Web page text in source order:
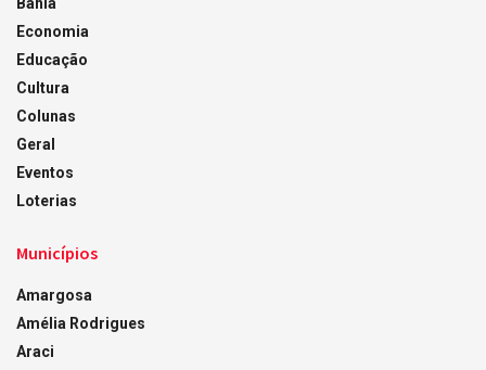
Economia
Educação
Cultura
Colunas
Geral
Eventos
Loterias
Municípios
Amargosa
Amélia Rodrigues
Araci